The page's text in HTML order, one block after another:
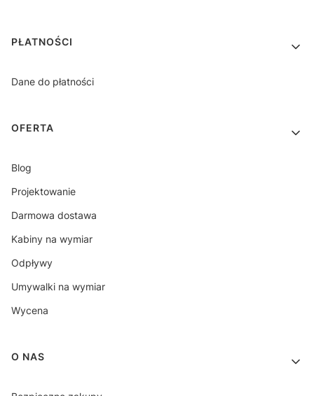
PŁATNOŚCI
Dane do płatności
OFERTA
Blog
Projektowanie
Darmowa dostawa
Kabiny na wymiar
Odpływy
Umywalki na wymiar
Wycena
O NAS